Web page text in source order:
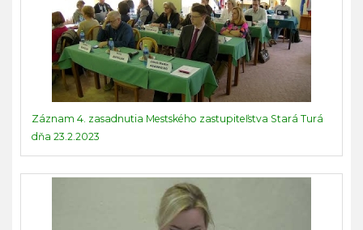
Záznam 4. zasadnutia Mestského zastupiteľstva Stará Turá
dňa 23.2.2023